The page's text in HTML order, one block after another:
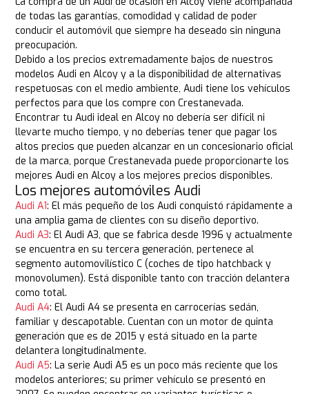
de todas las garantías, comodidad y calidad de poder
conducir el automóvil que siempre ha deseado sin ninguna
preocupación.
Debido a los precios extremadamente bajos de nuestros
modelos Audi en Alcoy y a la disponibilidad de alternativas
respetuosas con el medio ambiente, Audi tiene los vehículos
perfectos para que los compre con Crestanevada.
Encontrar tu Audi ideal en Alcoy no debería ser difícil ni
llevarte mucho tiempo, y no deberías tener que pagar los
altos precios que pueden alcanzar en un concesionario oficial
de la marca, porque Crestanevada puede proporcionarte los
mejores Audi en Alcoy a los mejores precios disponibles.
Los mejores automóviles Audi
Audi A1: El más pequeño de los Audi conquistó rápidamente a
una amplia gama de clientes con su diseño deportivo.
Audi A3: El Audi A3, que se fabrica desde 1996 y actualmente
se encuentra en su tercera generación, pertenece al
segmento automovilístico C (coches de tipo hatchback y
monovolumen). Está disponible tanto con tracción delantera
como total.
Audi A4: El Audi A4 se presenta en carrocerías sedán,
familiar y descapotable. Cuentan con un motor de quinta
generación que es de 2015 y está situado en la parte
delantera longitudinalmente.
Audi A5: La serie Audi A5 es un poco más reciente que los
modelos anteriores; su primer vehículo se presentó en